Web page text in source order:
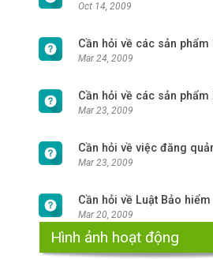
Oct 14, 2009
Cần hỏi về các sản phẩm
Mar 24, 2009
Cần hỏi về các sản
Mar 23, 2009
Cần hỏi về việc đăng
Mar 23, 2009
Cần hỏi về Luật Bảo hiểm
Mar 20, 2009
Hình ảnh hoạt động